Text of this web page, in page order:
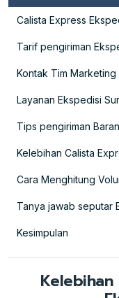
Calista Express
Tarif pengiriman
Kontak Tim Marketing
Layanan Ekspedisi
Tips pengiriman
Kelebihan Calista
Cara Menghitung
Tanya jawab seputar
Kesimpulan